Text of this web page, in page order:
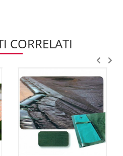
CORRELATI